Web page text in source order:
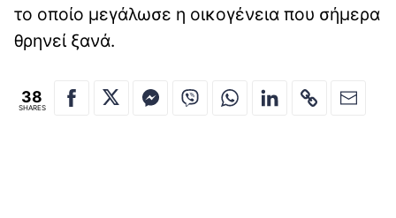
το οποίο μεγάλωσε η οικογένεια που σήμερα
θρηνεί ξανά.
38
SHARES